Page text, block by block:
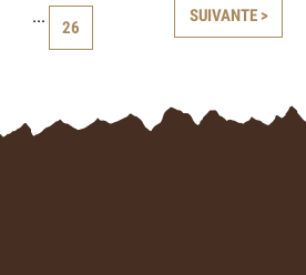
...
26
SUIVANTE >